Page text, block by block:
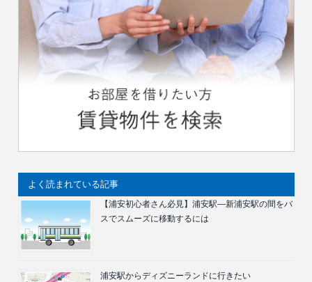
よく読まれている記事
【浦安初心者さん必見】浦安駅―新浦安駅の間をバ
スでスムーズに移動するには
浦安駅からディズニーランドに行きたい